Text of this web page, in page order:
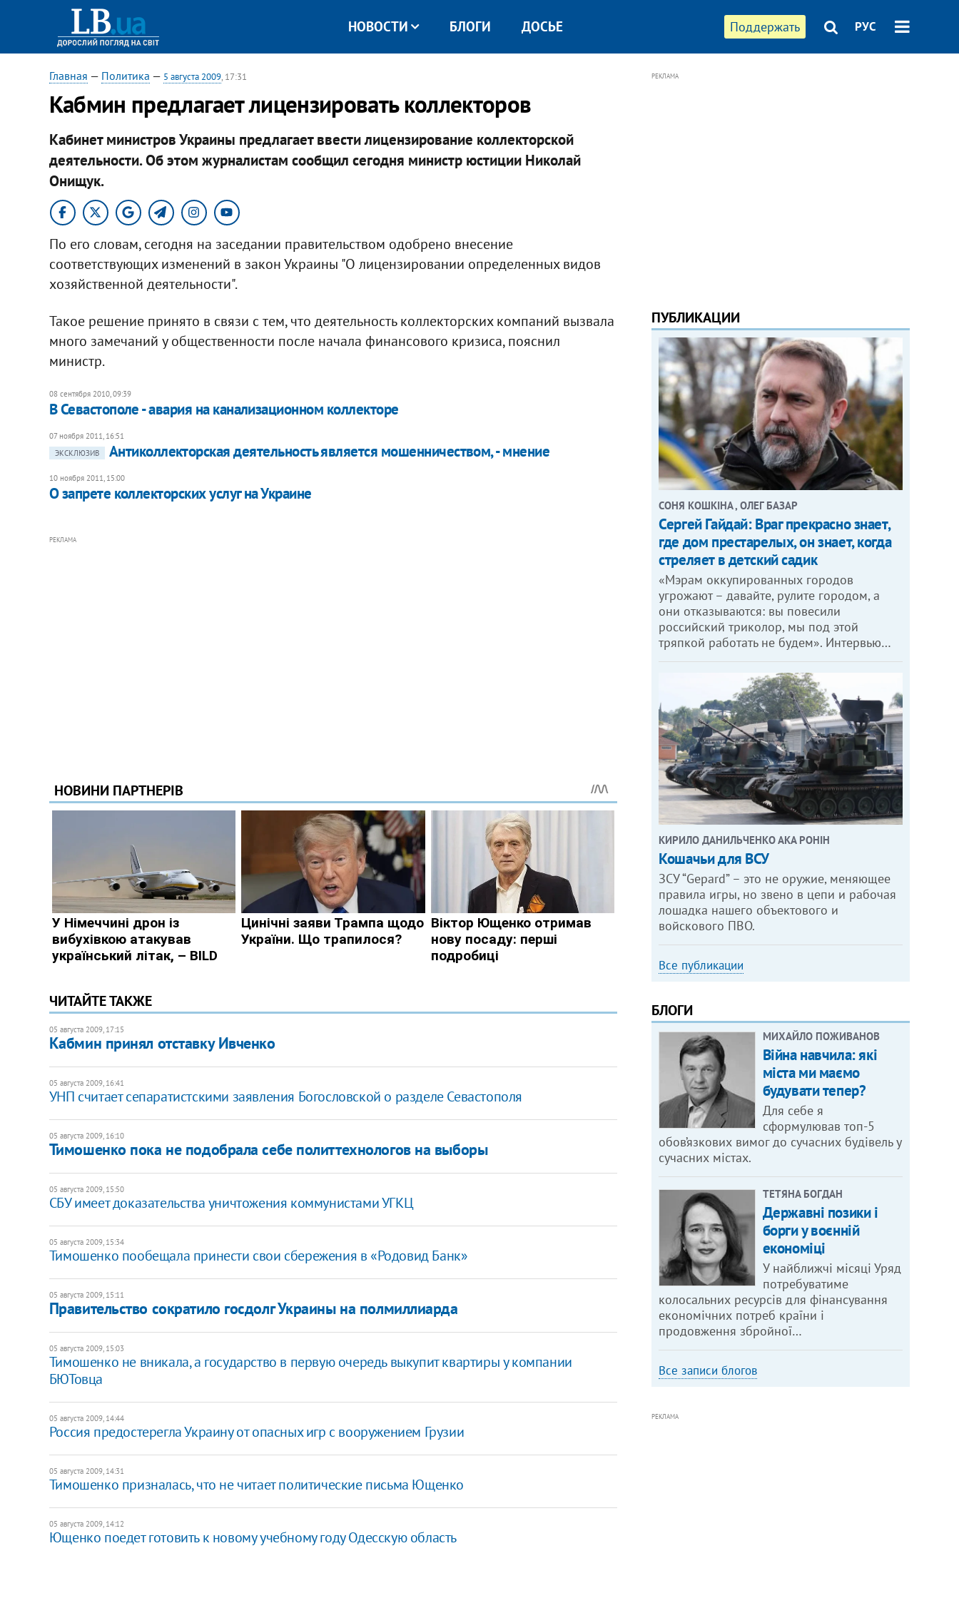
Поддержать РУС
НОВОСТИ БЛОГИ ДОСЬЕ
Главная — Политика — 5 августа 2009, 17:31
Кабмин предлагает лицензировать коллекторов
Кабинет министров Украины предлагает ввести лицензирование коллекторской
деятельности. Об этом журналистам сообщил сегодня министр юстиции Николай
Онищук.
По его словам, сегодня на заседании правительством одобрено внесение
соответствующих изменений в закон Украины "О лицензировании определенных видов
хозяйственной деятельности".
Такое решение принято в связи с тем, что деятельность коллекторских компаний вызвала
много замечаний у общественности после начала финансового кризиса, пояснил
министр.
08 сентября 2010, 09:39
В Севастополе - авария на канализационном коллекторе
07 ноября 2011, 16:51
ЭКСКЛЮЗИВ
Антиколлекторская деятельность является мошенничеством, - мнение
10 ноября 2011, 15:00
О запрете коллекторских услуг на Украине
РЕКЛАМА
ЧИТАЙТЕ ТАКЖЕ
05 августа 2009, 17:15
Кабмин принял отставку Ивченко
05 августа 2009, 16:41
УНП считает сепаратистскими заявления Богословской о разделе Севастополя
05 августа 2009, 16:10
Тимошенко пока не подобрала себе политтехнологов на выборы
05 августа 2009, 15:50
СБУ имеет доказательства уничтожения коммунистами УГКЦ
05 августа 2009, 15:34
Тимошенко пообещала принести свои сбережения в «Родовид Банк»
05 августа 2009, 15:11
Правительство сократило госдолг Украины на полмиллиарда
05 августа 2009, 15:03
Тимошенко не вникала, а государство в первую очередь выкупит квартиры у компании
БЮТовца
05 августа 2009, 14:44
Россия предостерегла Украину от опасных игр с вооружением Грузии
05 августа 2009, 14:31
Тимошенко призналась, что не читает политические письма Ющенко
05 августа 2009, 14:12
Ющенко поедет готовить к новому учебному году Одесскую область
РЕКЛАМА
ПУБЛИКАЦИИ
СОНЯ КОШКІНА , ОЛЕГ БАЗАР
Сергей Гайдай: Враг прекрасно знает,
где дом престарелых, он знает, когда
стреляет в детский садик
«Мэрам оккупированных городов
угрожают – давайте, рулите городом, а
они отказываются: вы повесили
российский триколор, мы под этой
тряпкой работать не будем». Интервью…
КИРИЛО ДАНИЛЬЧЕНКО АКА РОНІН
Кошачьи для ВСУ
ЗСУ “Gepard” – это не оружие, меняющее
правила игры, но звено в цепи и рабочая
лошадка нашего объектового и
войскового ПВО.
Все публикации
БЛОГИ
МИХАЙЛО ПОЖИВАНОВ
Війна навчила: які
міста ми маємо
будувати тепер?
Для себе я
сформулював топ-5
обов’язкових вимог до сучасних будівель у
сучасних містах.
ТЕТЯНА БОГДАН
Державні позики і
борги у воєнній
економіці
У найближчі місяці Уряд
потребуватиме
колосальних ресурсів для фінансування
економічних потреб країни і
продовження збройної…
Все записи блогов
РЕКЛАМА